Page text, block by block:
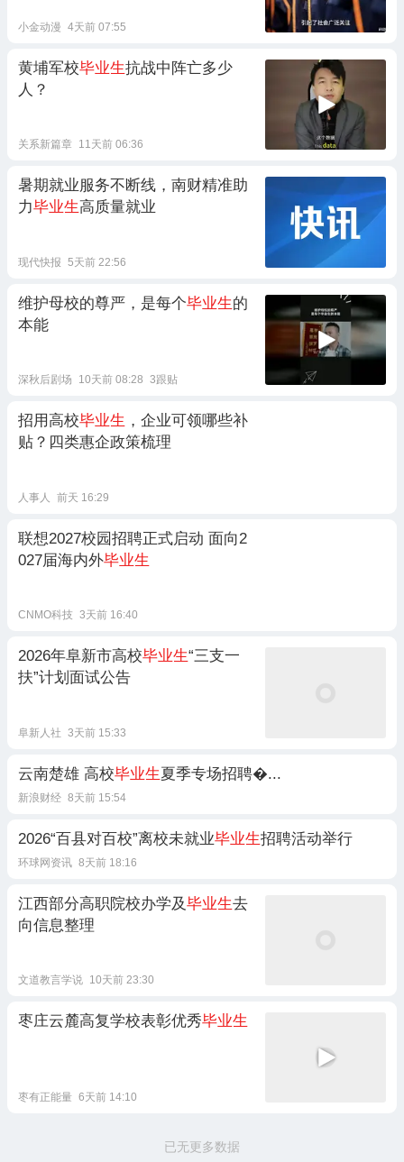
小金动漫 4天前 07:55
黄埔军校毕业生抗战中阵亡多少
人？
关系新篇章 11天前 06:36
暑期就业服务不断线，南财精准助
力毕业生高质量就业
现代快报 5天前 22:56
维护母校的尊严，是每个毕业生的
本能
深秋后剧场 10天前 08:28 3跟贴
招用高校毕业生 ，企业可领哪些补
贴？四类惠企政策梳理
人事人 前天 16:29
联想2027校园招聘正式启动 面向2
027届海内外毕业生
CNMO科技 3天前 16:40
2026年阜新市高校毕业生“三支一
扶”计划面试公告
阜新人社 3天前 15:33
云南楚雄 高校毕业生夏季专场招聘�...
新浪财经 8天前 15:54
2026“百县对百校”离校未就业毕业生招聘活动举行
环球网资讯 8天前 18:16
江西部分高职院校办学及毕业生去
向信息整理
文道教言学说 10天前 23:30
枣庄云麓高复学校表彰优秀毕业生
枣有正能量 6天前 14:10
已无更多数据